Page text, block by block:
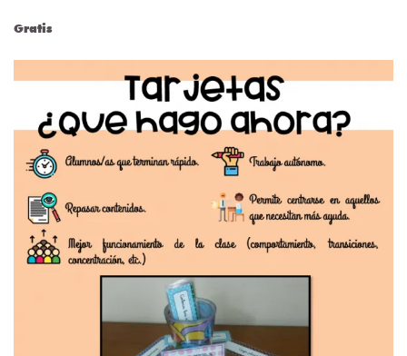
Gratis